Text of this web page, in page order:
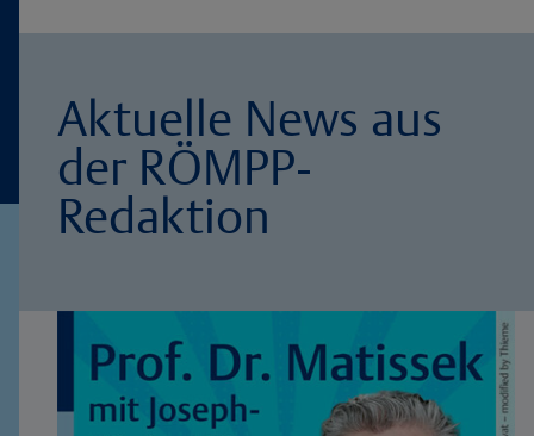
Aktuelle News aus
der RÖMPP-
Redaktion